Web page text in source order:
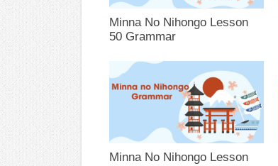
Minna No Nihongo Lesson
50 Grammar
Minna No Nihongo Lesson